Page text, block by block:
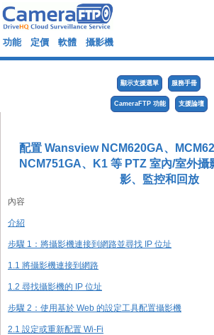
功能 定價 軟體 攝影機
顯示支援選單 服務手冊
CameraFTP 功能 支援論壇
配置 Wansview NCM620GA、
NCM751GA、K1 等 PTZ 室內/室外攝
影、監控和回放
內容
介紹
步驟 1：將攝影機連接到網路並尋找 IP 位址
1.1 將攝影機連接到網路
1.2 尋找攝影機的 IP 位址
步驟 2：使用基於 Web 的設定工具配置攝影機
2.1 設定或重新配置 Wi-Fi